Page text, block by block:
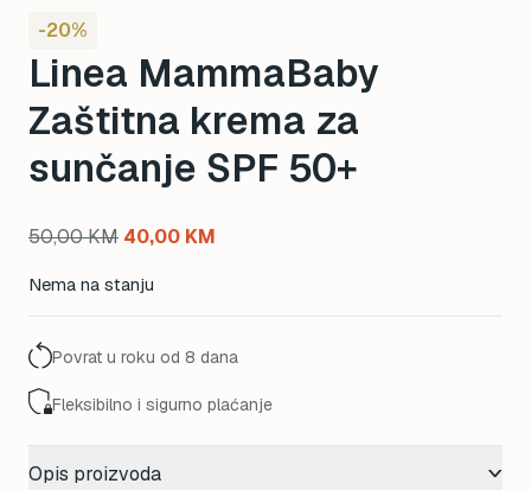
-20%
Linea MammaBaby
Zaštitna krema za
sunčanje SPF 50+
50,00KM Original
was:
40,00 KM
Nema na stanju
Povrat u roku od 8 dana
Fleksibilno i sigurno plaćanje
Opis proizvoda